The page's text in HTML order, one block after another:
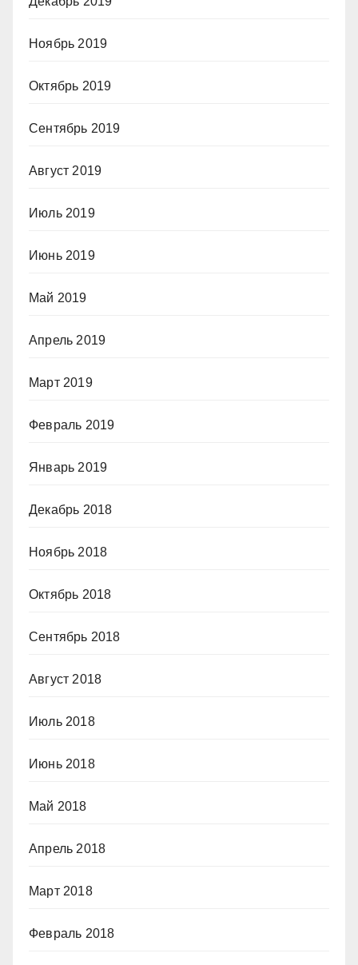
Ноябрь 2019
Октябрь 2019
Сентябрь 2019
Август 2019
Июль 2019
Июнь 2019
Май 2019
Апрель 2019
Март 2019
Февраль 2019
Январь 2019
Декабрь 2018
Ноябрь 2018
Октябрь 2018
Сентябрь 2018
Август 2018
Июль 2018
Июнь 2018
Май 2018
Апрель 2018
Март 2018
Февраль 2018